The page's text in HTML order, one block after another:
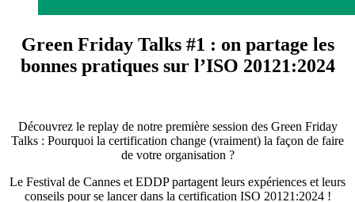
Green Friday Talks #1 : on partage les
bonnes pratiques sur l’ISO 20121:2024
Découvrez le replay de notre première session des Green Friday
Talks : Pourquoi la certification change (vraiment) la façon de faire
de votre organisation ?
Le Festival de Cannes et EDDP partagent leurs expériences et leurs
conseils pour se lancer dans la certification ISO 20121:2024 !